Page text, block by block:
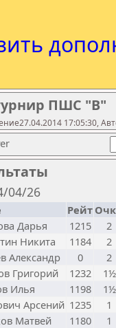
ПШС "В"
17:05:30,
04/26
Рейт
Дарья 1215 2
Никита 1184 2
Александр 0 2
Григорий 1232 1½
Илья 1198 1½
Арсений 1235 1
Матвей 1180 1